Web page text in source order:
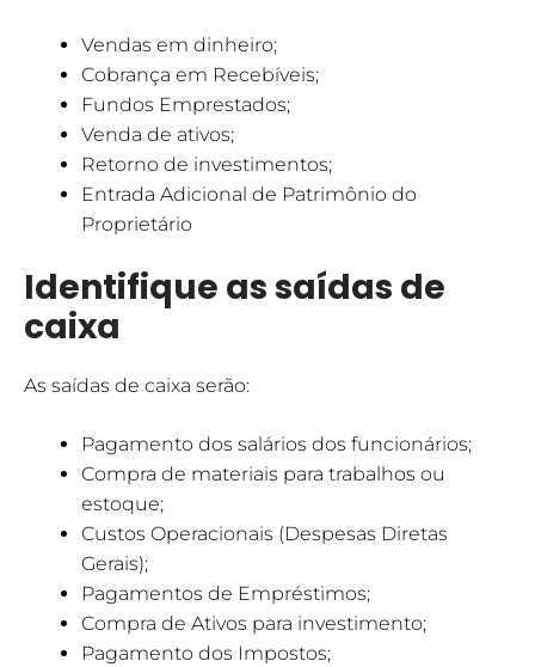
Vendas em dinheiro;
Cobrança em Recebíveis;
Fundos Emprestados;
Venda de ativos;
Retorno de investimentos;
Entrada Adicional de Patrimônio do
Proprietário
Identifique as saídas de
caixa
As saídas de caixa serão:
Pagamento dos salários dos funcionários;
Compra de materiais para trabalhos ou
estoque;
Custos Operacionais (Despesas Diretas
Gerais);
Pagamentos de Empréstimos;
Compra de Ativos para investimento;
Pagamento dos Impostos;